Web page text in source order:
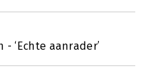
‘Echte aanrader’